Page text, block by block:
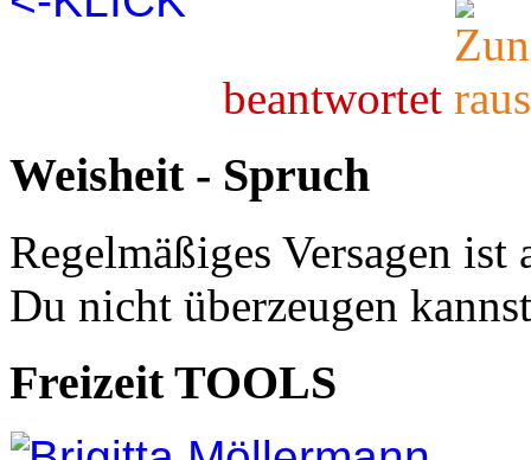
beantwortet
Weisheit - Spruch
Regelmäßiges Versagen
Du nicht überzeugen
Freizeit TOOLS